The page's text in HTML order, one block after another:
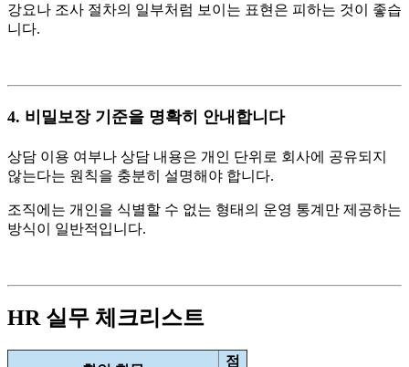
강요나 조사 절차의 일부처럼 보이는 표현은 피하는 것이 좋습
니다.
4. 비밀보장 기준을 명확히 안내합니다
상담 이용 여부나 상담 내용은 개인 단위로 회사에 공유되지
않는다는 원칙을 충분히 설명해야 합니다.
조직에는 개인을 식별할 수 없는 형태의 운영 통계만 제공하는
방식이 일반적입니다.
HR 실무 체크리스트
점